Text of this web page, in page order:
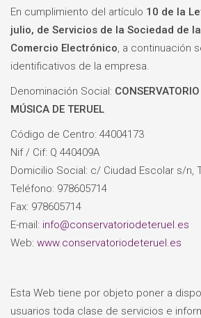
En cumplimiento del artículo 10 de la
julio, de Servicios de la Sociedad de
Comercio Electrónico, a continuación
identificativos de la empresa.
Denominación Social:
MÚSICA DE TERUEL
Código de Centro: 44004173
Nif / Cif: Q 440409A
Domicilio Social: c/ Ciudad Escolar s/n,
Teléfono: 978605714
Fax: 978605714
E-mail: info@conservatoriodeteruel.es
Web: www.conservatoriodeteruel.es
Esta Web tiene por objeto poner a
usuarios toda clase de servicios e